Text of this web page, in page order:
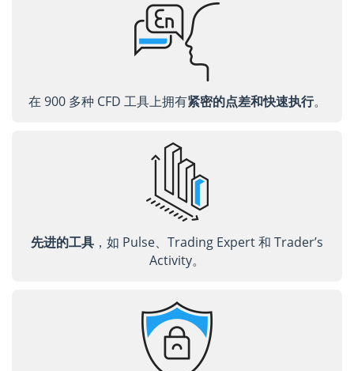
在 900 多种 CFD 工具上拥有紧密的点差和快速执行。
先进的工具 ，如 Pulse、Trading Expert 和 Trader’s
Activity。